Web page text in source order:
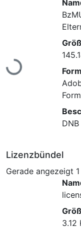
Lade...
DNB
Lizenzbündel
Gerade angezeigt
3.12